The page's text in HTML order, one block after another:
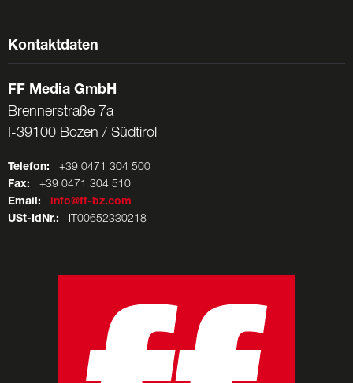
Kontaktdaten
FF Media GmbH
Brennerstraße 7a
I-39100 Bozen / Südtirol
Telefon: +39 0471 304 500
Fax: +39 0471 304 510
Email:
info@ff-bz.com
USt-IdNr.: IT00652330218